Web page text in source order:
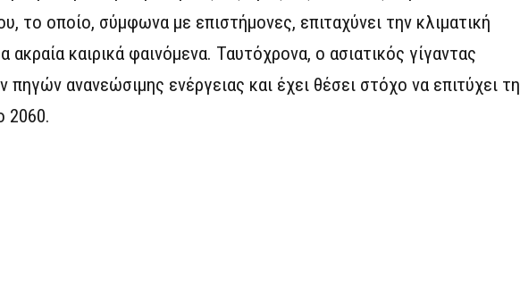
το οποίο, σύμφωνα με επιστήμονες, επιταχύνει την κλιματική
καιρικά φαινόμενα. Ταυτόχρονα, ο ασιατικός γίγαντας
ανανεώσιμης ενέργειας και έχει θέσει στόχο να επιτύχει τη
2060.